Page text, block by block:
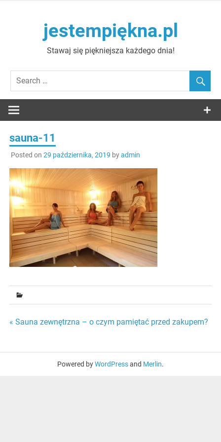
jestempiękna.pl
Stawaj się piękniejsza każdego dnia!
sauna-11
Posted on 29 października, 2019 byadmin
Nawigacja
« Sauna zewnętrzna – o czym pamiętać przed zakupem?
Powered byWordPressand Merlin.